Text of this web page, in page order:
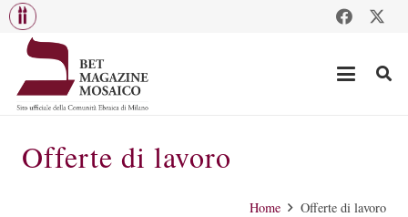
Offerte di lavoro
Home Offerte di lavoro